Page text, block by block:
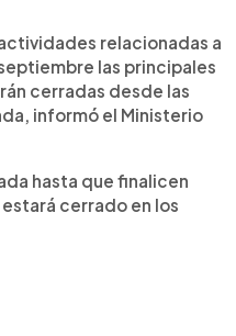
relacionadas a
las principales
cerradas desde las
informó el Ministerio
hasta que finalicen
cerrado en los